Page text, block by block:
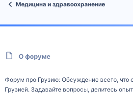
Медицина и здравоохранение
О форуме
Форум про Грузию: Обсуждение всего, что
Грузией. Задавайте вопросы, делитесь